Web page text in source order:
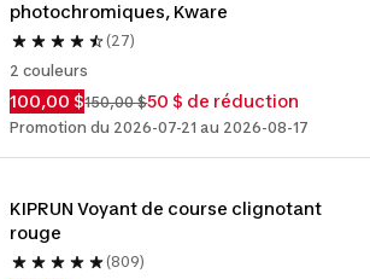
photochromiques, Kware
(27)
2 couleurs
100,00 $150,00 $50 $ de réduction
Promotion du 2026-07-21 au 2026-08-17
KIPRUN Voyant de course clignotant
rouge
(809)